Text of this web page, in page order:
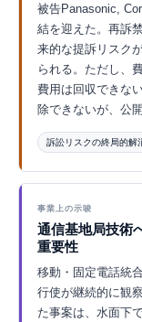
被告Panasonic,
結を迎えた。再訴
来的な提訴リスク
られる。ただし、
費用は回収できな
除できないが、公
訴訟リスクの終局的解
事業上の示唆
通信基地局技術
重要性
移動・固定電話統
行使が継続的に観
た事案は、水面下